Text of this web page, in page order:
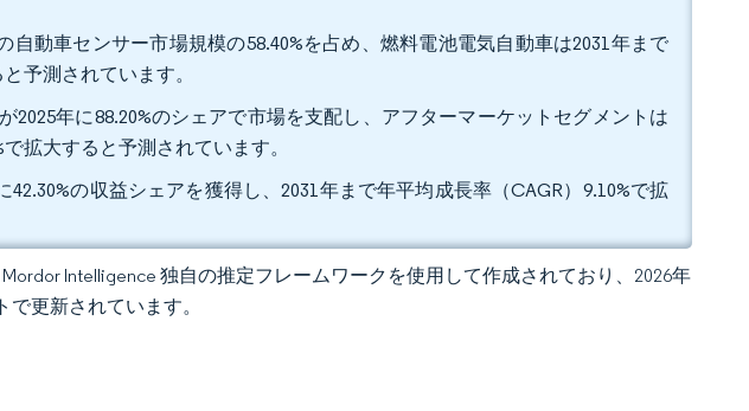
自動車センサー市場規模の58.40%を占め、燃料電池電気自動車は2031年まで
予測されています。
2025年に88.20%のシェアで市場を支配し、アフターマーケットセグメントは
拡大すると予測されています。
の収益シェアを獲得し、2031年まで年平均成長率（CAGR）9.10%で拡
Intelligence 独自の推定フレームワークを使用して作成されており、2026年
更新されています。